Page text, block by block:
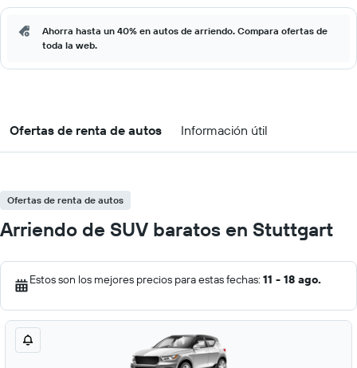
Ahorra hasta un 40% en autos de arriendo. Compara ofertas de
toda la web.
Ofertas de renta de autos Información útil
Ofertas de renta de autos
Arriendo de SUV baratos en Stuttgart
Estos son los mejores precios para estas fechas: 11 - 18 ago.